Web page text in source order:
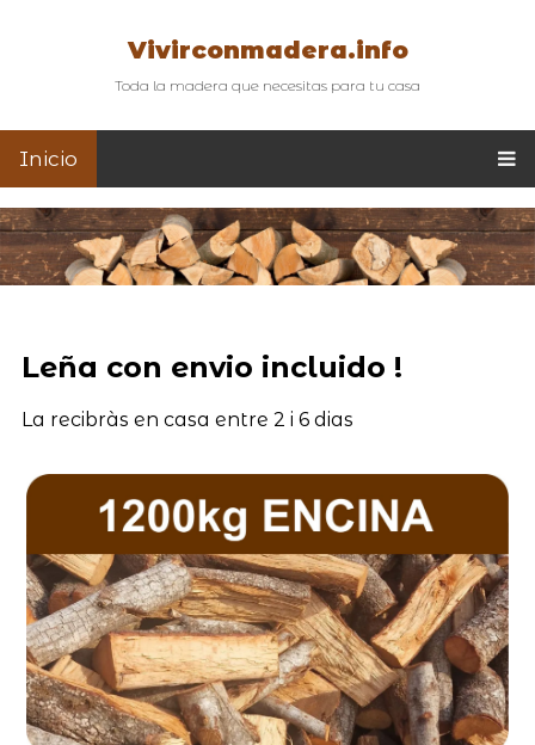
Vivirconmadera.info
Toda la madera que necesitas para tu casa
Inicio
Leña con envio incluido !
La recibràs en casa entre 2 i 6 dias